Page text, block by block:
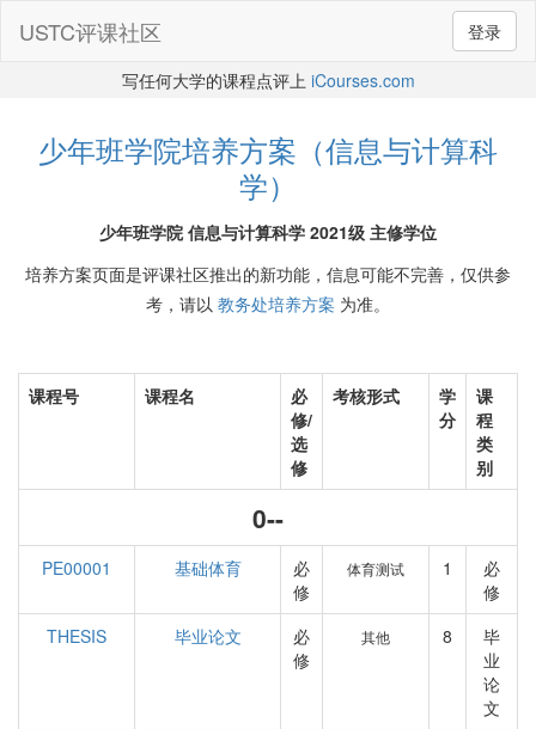
登录
USTC评课社区
写任何大学的课程点评上 iCourses.com
少年班学院培养方案（信息与计算科
学）
少年班学院 信息与计算科学 2021级 主修学位
培养方案页面是评课社区推出的新功能，信息可能不完善，仅供参
考，请以 教务处培养方案 为准。
课程号 课程名
必
修/
选
修
考核形式
学
分
课
程
类
别
0--
PE00001 基础体育
必
修
体育测试 1
必
修
THESIS
毕业论文
必
修
其他 8
毕
业
论
文